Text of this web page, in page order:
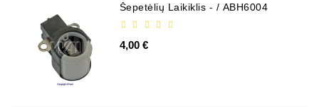
Šepetėlių Laikiklis - / ABH6004
4,00 €